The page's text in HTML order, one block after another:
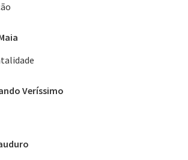
Veríssimo